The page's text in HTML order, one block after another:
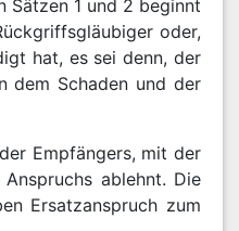
Sätzen 1 und 2 beginnt
oder,
hat, es sei denn, der
dem Schaden und der
Empfängers, mit der
ablehnt. Die
Ersatzanspruch zum